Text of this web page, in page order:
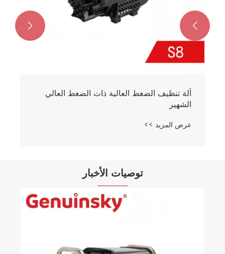
آلة تنظيف الضغط العالية ذات الضغط العالي
الشهير
عرض المزيد >>


توصيات الأخبار